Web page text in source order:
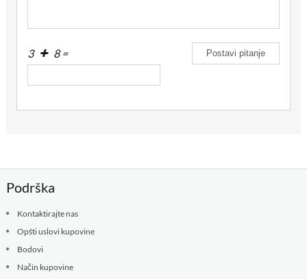
3 8 =
Podrška
Kontaktirajte nas
Opšti uslovi kupovine
Bodovi
Način kupovine